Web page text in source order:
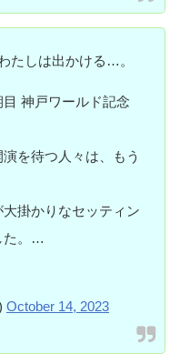
たしは出かける…。
神戸ワールド記念
を待つ人々は、もう
掛かりなセッティン
た。…
October 14, 2023